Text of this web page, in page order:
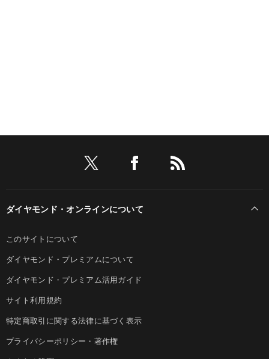
ダイヤモンド・オンラインについて
このサイトについて
ダイヤモンド・プレミアムについて
ダイヤモンド・プレミアム活用ガイド
サイト利用規約
特定商取引に関する法律に基づく表示
プライバシーポリシー・著作権